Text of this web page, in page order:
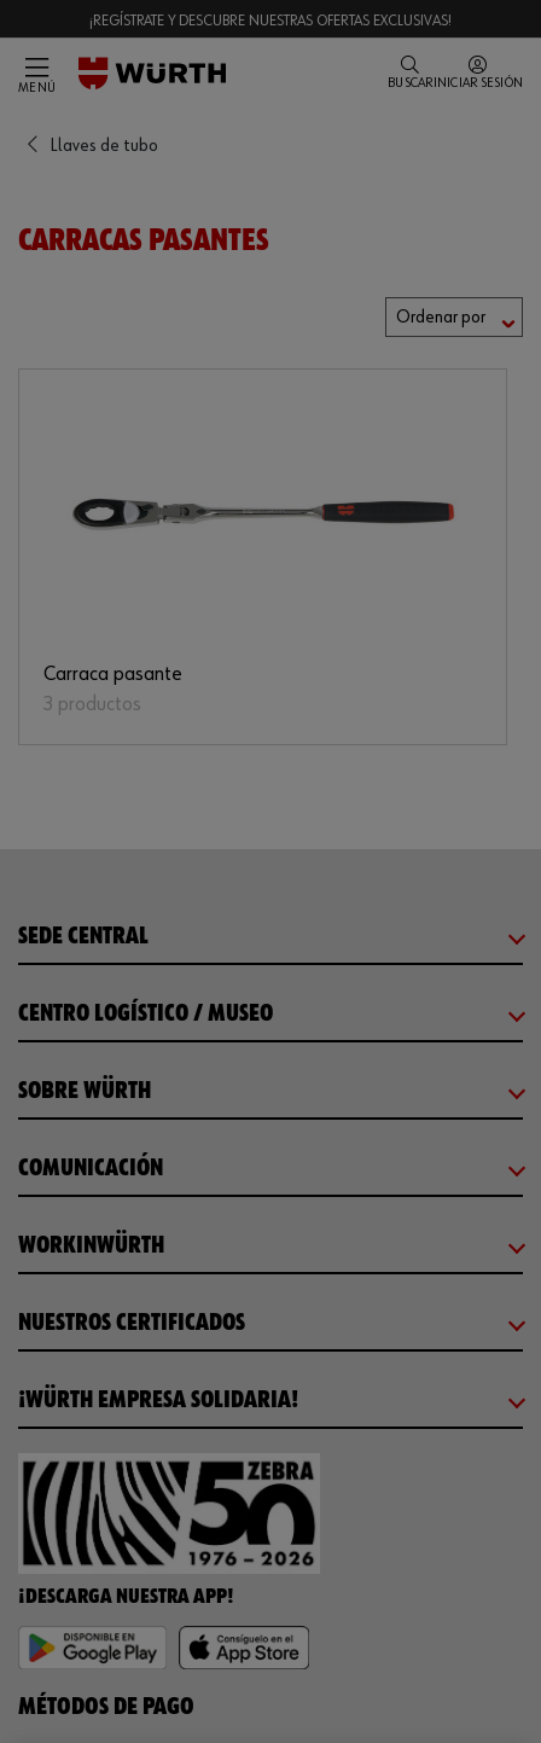
¡REGÍSTRATE Y DESCUBRE NUESTRAS OFERTAS EXCLUSIVAS!
MENÚ BUSCAR INICIAR SESIÓN
Llaves de tubo
CARRACAS PASANTES
Carraca pasante
3 productos
SEDE CENTRAL
CENTRO LOGÍSTICO / MUSEO
SOBRE WÜRTH
COMUNICACIÓN
WORKINWÜRTH
NUESTROS CERTIFICADOS
¡WÜRTH EMPRESA SOLIDARIA!
¡DESCARGA NUESTRA APP!
MÉTODOS DE PAGO